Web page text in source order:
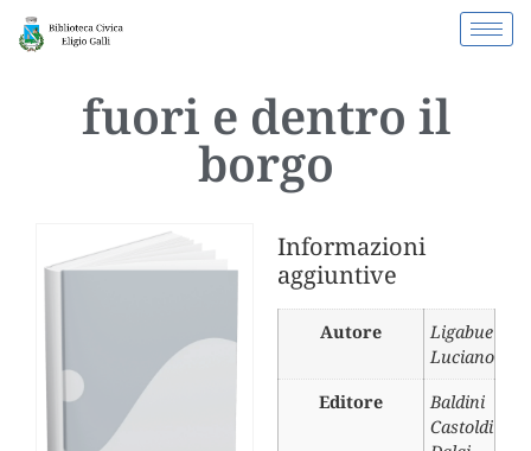
fuori e dentro il
borgo
Informazioni
aggiuntive
Autore
Ligabue
Luciano
Editore
Baldini
Castoldi